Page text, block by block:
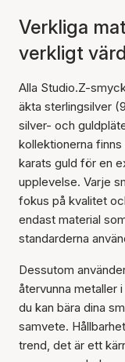
Verkliga
verkligt
Alla Studio.Z-
äkta sterlingsilver
silver- och
kollektionerna
karats guld för en
upplevelse. Varje
fokus på kvalitet
endast material
standarderna
Dessutom
återvunna metaller
du kan bära dina
samvete.
trend, det är ett